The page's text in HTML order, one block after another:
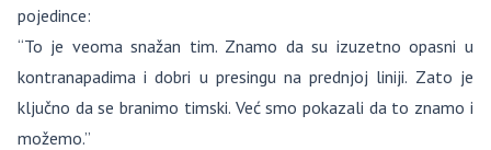
pojedince:
“To je veoma snažan tim. Znamo da su izuzetno opasni u
kontranapadima i dobri u presingu na prednjoj liniji. Zato je
ključno da se branimo timski. Već smo pokazali da to znamo i
možemo.”